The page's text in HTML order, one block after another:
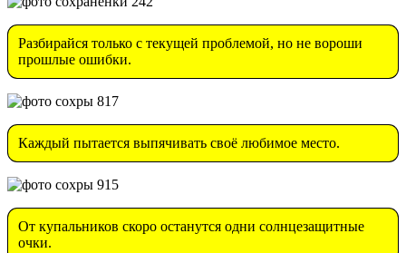
Разбирайся только с текущей проблемой, но не вороши
прошлые ошибки.
Каждый пытается выпячивать своё любимое место.
От купальников скоро останутся одни солнцезащитные
очки.